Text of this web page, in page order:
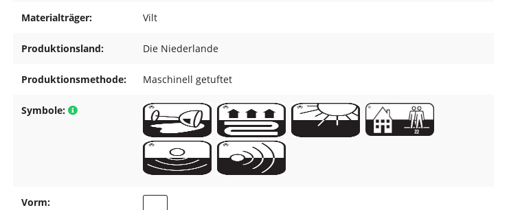
Materialträger: Vilt
Produktionsland: Die Niederlande
Produktionsmethode: Maschinell getuftet
Symbole:
Vorm: